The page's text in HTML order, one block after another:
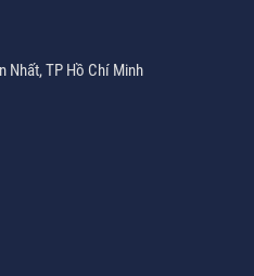
Nhất, TP Hồ Chí Minh